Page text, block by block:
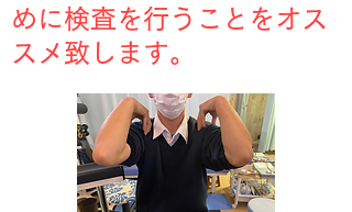
めに検査を行うことをオス
スメ致します。